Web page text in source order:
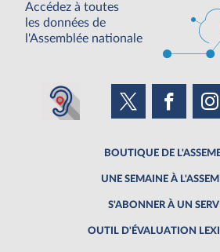
Accédez à toutes
les données de
l'Assemblée nationale
BOUTIQUE DE
UNE SEMAINE À
S'ABONNER À UN
OUTIL D'ÉVALUATION